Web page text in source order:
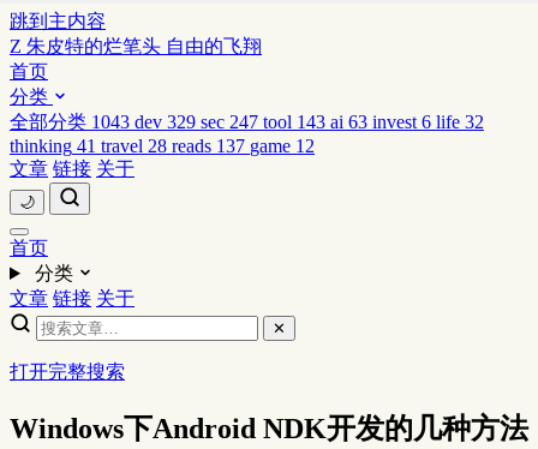
跳到主内容
Z 朱皮特的烂笔头 自由的飞翔
首页
分类
全部分类 1043 dev 329 sec 247 tool 143 ai 63 invest 6 life 32
thinking 41 travel 28 reads 137 game 12
文章 链接 关于
🌙
首页
分类
文章 链接 关于
✕
打开完整搜索
Windows下Android NDK开发的几种方法